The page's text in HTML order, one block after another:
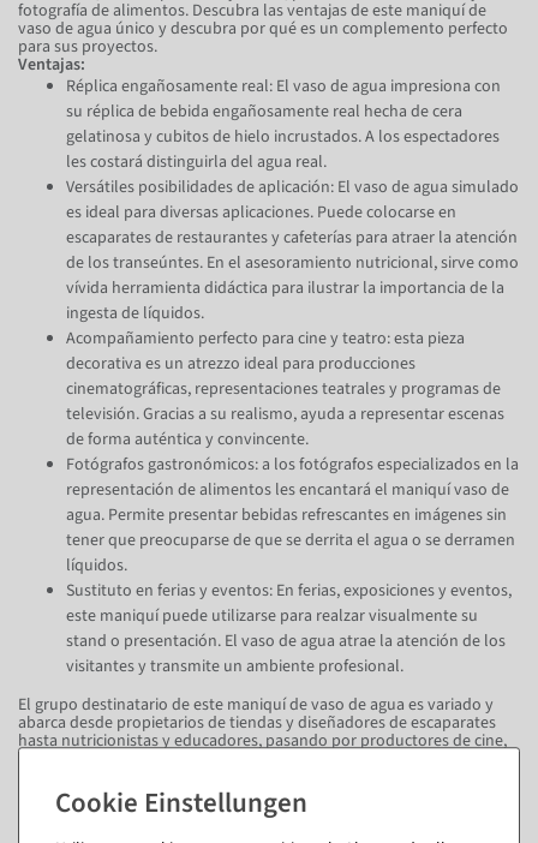
fotografía de alimentos. Descubra las ventajas de este maniquí de
vaso de agua único y descubra por qué es un complemento perfecto
para sus proyectos.
Ventajas:
Réplica engañosamente real: El vaso de agua impresiona con
su réplica de bebida engañosamente real hecha de cera
gelatinosa y cubitos de hielo incrustados. A los espectadores
les costará distinguirla del agua real.
Versátiles posibilidades de aplicación: El vaso de agua simulado
es ideal para diversas aplicaciones. Puede colocarse en
escaparates de restaurantes y cafeterías para atraer la atención
de los transeúntes. En el asesoramiento nutricional, sirve como
vívida herramienta didáctica para ilustrar la importancia de la
ingesta de líquidos.
Acompañamiento perfecto para cine y teatro: esta pieza
decorativa es un atrezzo ideal para producciones
cinematográficas, representaciones teatrales y programas de
televisión. Gracias a su realismo, ayuda a representar escenas
de forma auténtica y convincente.
Fotógrafos gastronómicos: a los fotógrafos especializados en la
representación de alimentos les encantará el maniquí vaso de
agua. Permite presentar bebidas refrescantes en imágenes sin
tener que preocuparse de que se derrita el agua o se derramen
líquidos.
Sustituto en ferias y eventos: En ferias, exposiciones y eventos,
este maniquí puede utilizarse para realzar visualmente su
stand o presentación. El vaso de agua atrae la atención de los
visitantes y transmite un ambiente profesional.
El grupo destinatario de este maniquí de vaso de agua es variado y
abarca desde propietarios de tiendas y diseñadores de escaparates
hasta nutricionistas y educadores, pasando por productores de cine,
creadores de obras de teatro, fotógrafos gastronómicos y
cualquiera que valore el detalle y la calidad visual, a la vez que busca
una solución fiable y llamativa para replicar vasos y bebidas reales.